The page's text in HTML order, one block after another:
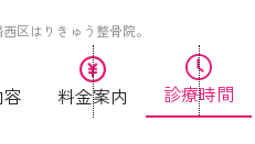
区はりきゅう整骨院。
料金案内 診療時間